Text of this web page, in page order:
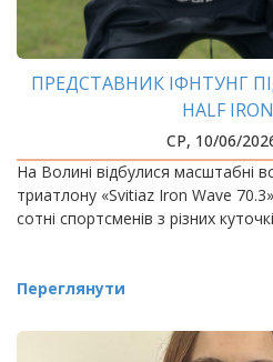
ПРЕДСТАВНИК ІФНТУНГ
HALF
СР, 10/06/
На Волині відбулися масштабні
триатлону «Svitiaz Iron Wave
сотні спортсменів з різних
Переглянути